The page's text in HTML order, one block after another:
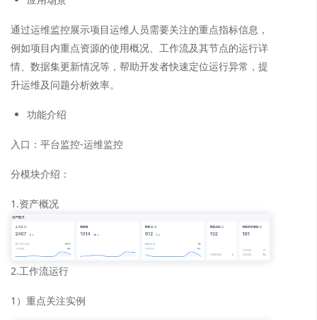
通过运维监控展示项目运维人员需要关注的重点指标信息，
例如项目内重点资源的使用概况、工作流及其节点的运行详
情、数据集更新情况等，帮助开发者快速定位运行异常，提
升运维及问题分析效率。
功能介绍
入口：平台监控-运维监控
分模块介绍：
1.资产概况
2.工作流运行
1）重点关注实例